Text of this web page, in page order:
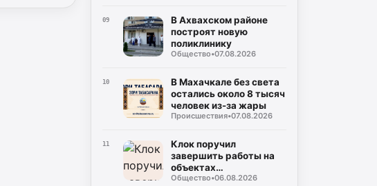
09
В Ахвахском районе
построят новую
поликлинику
Общество•07.08.2026
10
В Махачкале без света
остались около 8 тысяч
человек из-за жары
Происшествия•07.08.2026
11
Клок поручил
завершить работы на
объектах
водоснабжения
Общество•06.08.2026